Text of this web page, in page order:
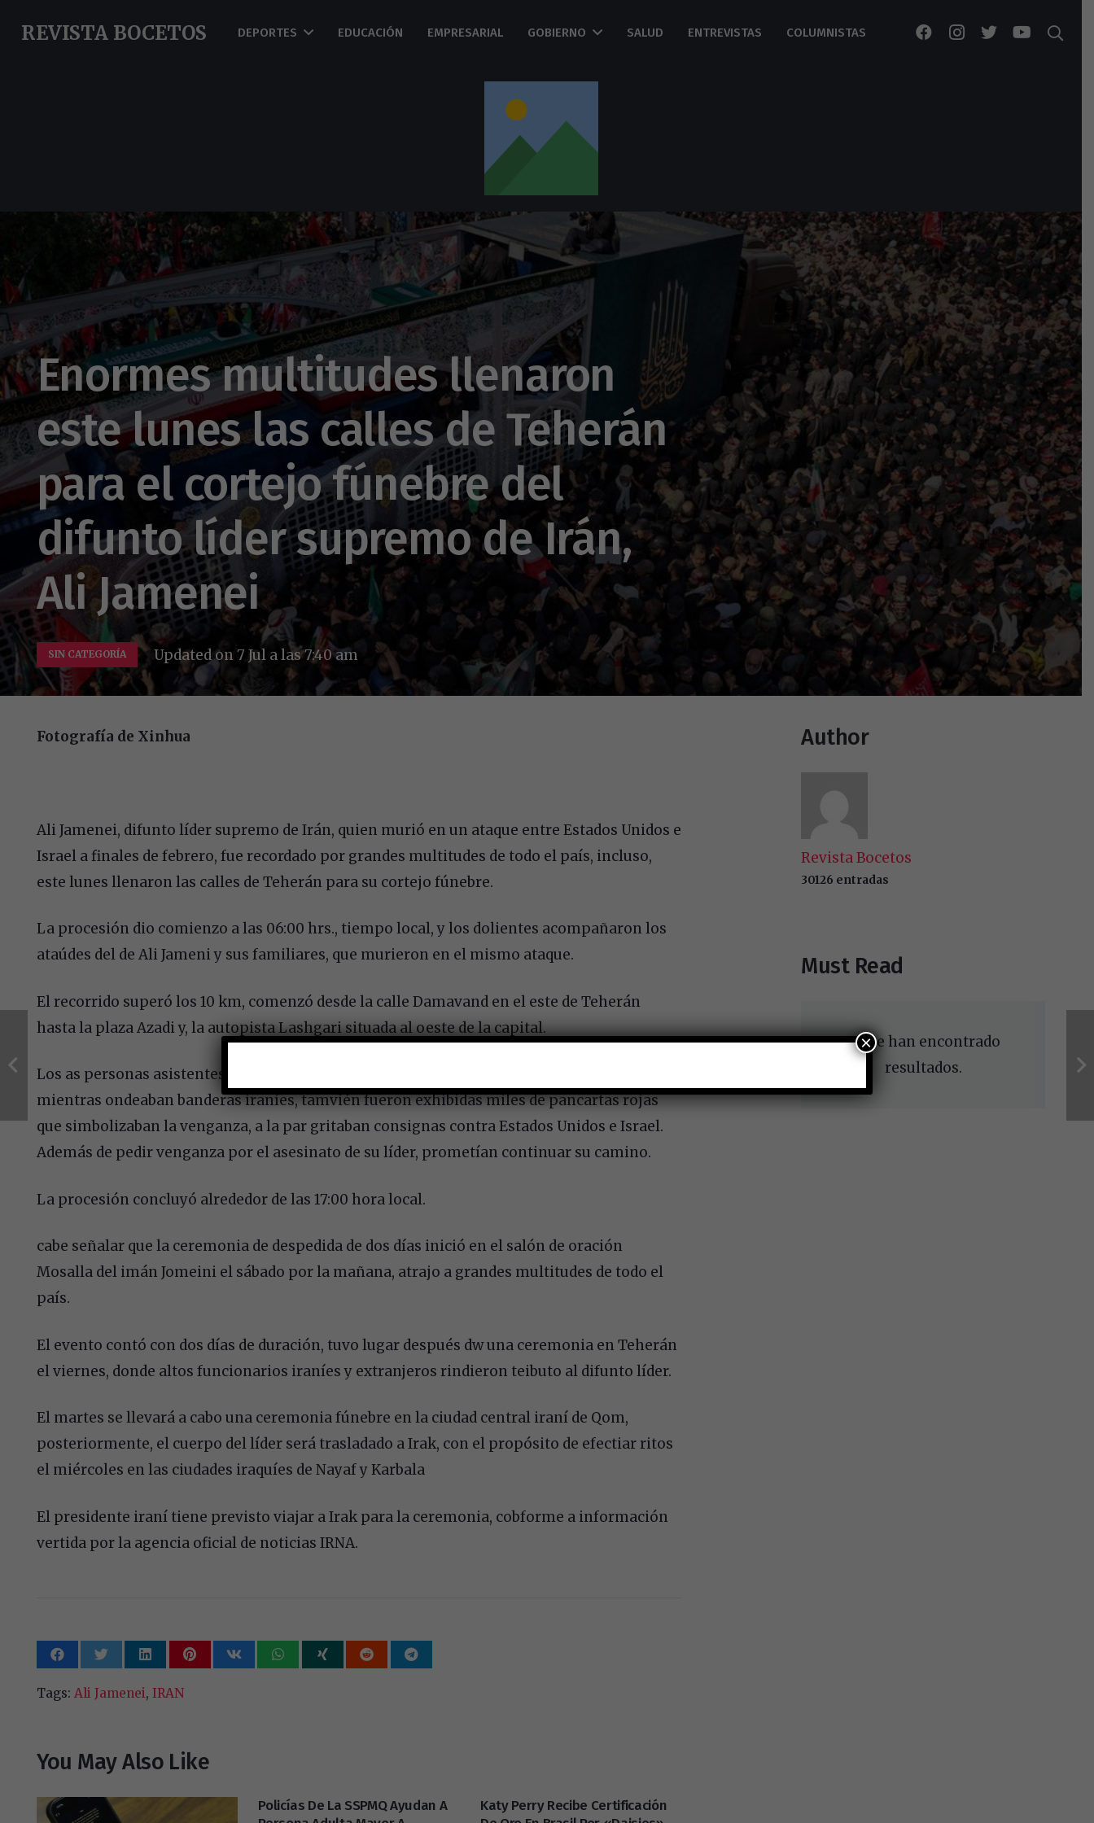
REVISTA BOCETOS DEPORTES EDUCACIÓN EMPRESARIAL GOBIERNO SALUD ENTREVISTAS COLUMNISTAS
Enormes multitudes llenaron
este lunes las calles de Teherán
para el cortejo fúnebre del
difunto líder supremo de Irán,
Ali Jamenei
SIN CATEGORÍA Updated on7 Jul a las 7:40 am
Fotografía de Xinhua
Ali Jamenei, difunto líder supremo de Irán, quien murió en un ataque entre Estados Unidos e
Israel a finales de febrero, fue recordado por grandes multitudes de todo el país, incluso,
este lunes llenaron las calles de Teherán para su cortejo fúnebre.
La procesión dio comienzo a las 06:00 hrs., tiempo local, y los dolientes acompañaron los
ataúdes del de Ali Jameni y sus familiares, que murieron en el mismo ataque.
El recorrido superó los 10 km, comenzó desde la calle Damavand en el este de Teherán
hasta la plaza Azadi y, la autopista Lashgari situada al oeste de la capital.
Los as personas asistentes visiblemente llorosas, sostenían las fotos del difunto líder
mientras ondeaban banderas iraníes, tamvién fueron exhibidas miles de pancartas rojas
que simbolizaban la venganza, a la par gritaban consignas contra Estados Unidos e Israel.
Además de pedir venganza por el asesinato de su líder, prometían continuar su camino.
La procesión concluyó alrededor de las 17:00 hora local.
cabe señalar que la ceremonia de despedida de dos días inició en el salón de oración
Mosalla del imán Jomeini el sábado por la mañana, atrajo a grandes multitudes de todo el
país.
El evento contó con dos días de duración, tuvo lugar después dw una ceremonia en Teherán
el viernes, donde altos funcionarios iraníes y extranjeros rindieron teibuto al difunto líder.
El martes se llevará a cabo una ceremonia fúnebre en la ciudad central iraní de Qom,
posteriormente, el cuerpo del líder será trasladado a Irak, con el propósito de efectiar ritos
el miércoles en las ciudades iraquíes de Nayaf y Karbala
El presidente iraní tiene previsto viajar a Irak para la ceremonia, cobforme a información
vertida por la agencia oficial de noticias IRNA.
Tags: Ali Jamenei, IRAN
You May Also Like
Policías De La SSPMQ Ayudan A
Katy Perry Recibe Certificación
Author
Revista Bocetos
30126 entradas
Must Read
No se han encontrado
resultados.
×